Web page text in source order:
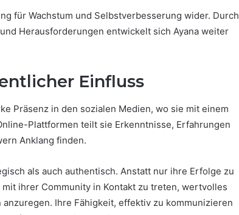
für Wachstum und Selbstverbesserung wider. Durch
Herausforderungen entwickelt sich Ayana weiter
Einfluss
Präsenz in den sozialen Medien, wo sie mit einem
Plattformen teilt sie Erkenntnisse, Erfahrungen
Anklang finden.
als auch authentisch. Anstatt nur ihre Erfolge zu
ihrer Community in Kontakt zu treten, wertvolles
Ihre Fähigkeit, effektiv zu kommunizieren